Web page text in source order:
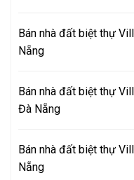
Bán nhà đất biệt thự
Nẵng
Bán nhà đất biệt thự
Đà Nẵng
Bán nhà đất biệt thự
Nẵng